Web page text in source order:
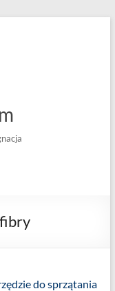
do sprzątania